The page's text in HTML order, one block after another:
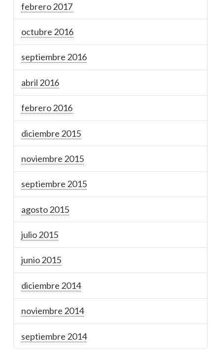
febrero 2017
octubre 2016
septiembre 2016
abril 2016
febrero 2016
diciembre 2015
noviembre 2015
septiembre 2015
agosto 2015
julio 2015
junio 2015
diciembre 2014
noviembre 2014
septiembre 2014